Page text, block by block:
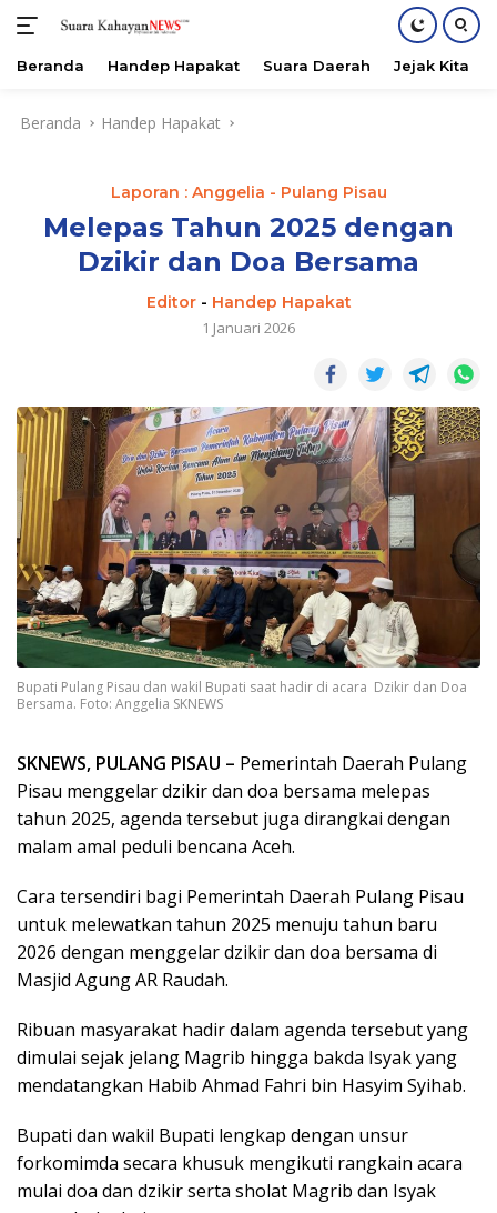
Beranda Handep Hapakat Suara Daerah Jejak Kita
Beranda Handep Hapakat
Laporan : Anggelia - Pulang Pisau
Melepas Tahun 2025 dengan
Dzikir dan Doa Bersama
Editor- Handep Hapakat
1 Januari 2026
Bupati Pulang Pisau dan wakil Bupati saat hadir di acara Dzikir dan Doa
Bersama. Foto: Anggelia SKNEWS
SKNEWS, PULANG PISAU – Pemerintah Daerah Pulang
Pisau menggelar dzikir dan doa bersama melepas
tahun 2025, agenda tersebut juga dirangkai dengan
malam amal peduli bencana Aceh.
Cara tersendiri bagi Pemerintah Daerah Pulang Pisau
untuk melewatkan tahun 2025 menuju tahun baru
2026 dengan menggelar dzikir dan doa bersama di
Masjid Agung AR Raudah.
Ribuan masyarakat hadir dalam agenda tersebut yang
dimulai sejak jelang Magrib hingga bakda Isyak yang
mendatangkan Habib Ahmad Fahri bin Hasyim Syihab.
Bupati dan wakil Bupati lengkap dengan unsur
forkomimda secara khusuk mengikuti rangkain acara
mulai doa dan dzikir serta sholat Magrib dan Isyak